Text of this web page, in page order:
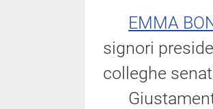
EMMA
signori
colleghe